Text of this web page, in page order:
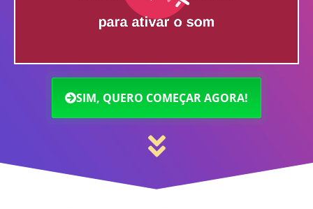
SIM, QUERO COMEÇAR AGORA!